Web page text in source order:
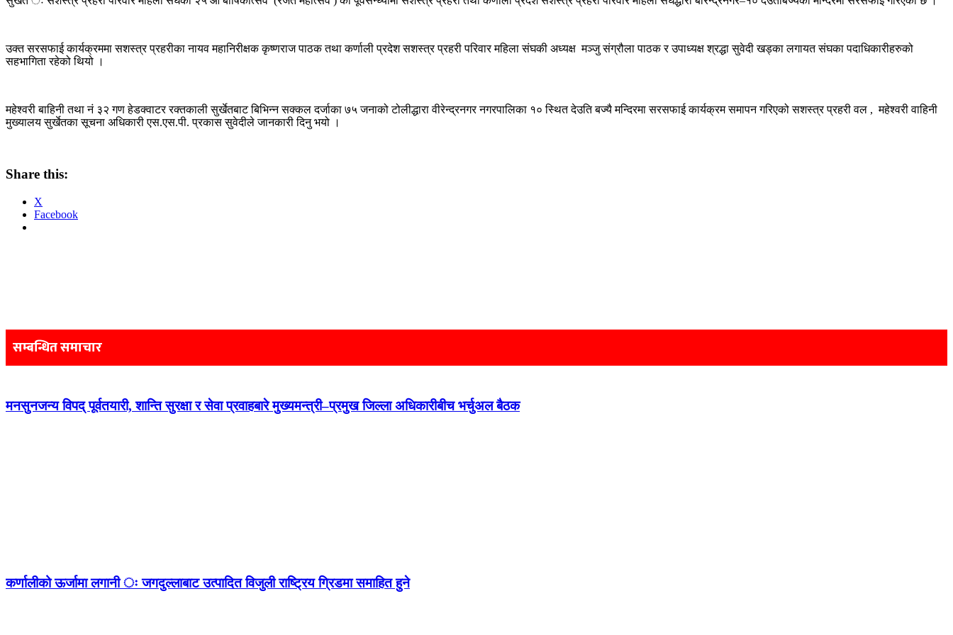
उक्त सरसफाई कार्यक्रममा सशस्त्र प्रहरीका नायव महानिरीक्षक कृष्णराज पाठक तथा कर्णाली प्रदेश सशस्त्र प्रहरी परिवार महिला संघकी अध्यक्ष मञ्जु संग्रौला पाठक र उपाध्यक्ष श्रद्धा सुवेदी खड्का लगायत संघका पदाधिकारीहरुको
सहभागिता रहेको थियो ।
महेश्वरी बाहिनी तथा नं ३२ गण हेडक्वाटर रक्तकाली सुर्खेतबाट बिभिन्न सक्कल दर्जाका ७५ जनाको टोलीद्धारा वीरेन्द्रनगर नगरपालिका १० स्थित देउति बज्यै मन्दिरमा सरसफाई कार्यक्रम समापन गरिएको सशस्त्र प्रहरी वल , महेश्वरी वाहिनी
मुख्यालय सुर्खेतका सूचना अधिकारी एस.एस.पी. प्रकास सुवेदीले जानकारी दिनु भयो ।
Share this:
X
Facebook
navigation
सम्बन्धित समाचार
मनसुनजन्य विपद् पूर्वतयारी, शान्ति सुरक्षा र सेवा प्रवाहबारे मुख्यमन्त्री–प्रमुख जिल्ला अधिकारीबीच भर्चुअल बैठक
कर्णालीको ऊर्जामा लगानी ः जगदुल्लाबाट उत्पादित विजुली राष्ट्रिय ग्रिडमा समाहित हुने